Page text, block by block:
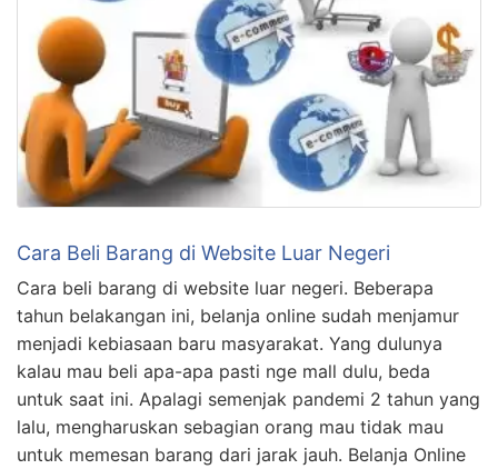
Cara Beli Barang di Website Luar Negeri
Cara beli barang di website luar negeri. Beberapa
tahun belakangan ini, belanja online sudah menjamur
menjadi kebiasaan baru masyarakat. Yang dulunya
kalau mau beli apa-apa pasti nge mall dulu, beda
untuk saat ini. Apalagi semenjak pandemi 2 tahun yang
lalu, mengharuskan sebagian orang mau tidak mau
untuk memesan barang dari jarak jauh. Belanja Online